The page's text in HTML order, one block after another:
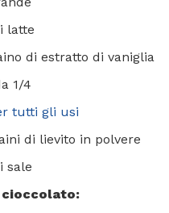
latte
di estratto di vaniglia
1/4
tutti gli usi
di lievito in polvere
sale
cioccolato: